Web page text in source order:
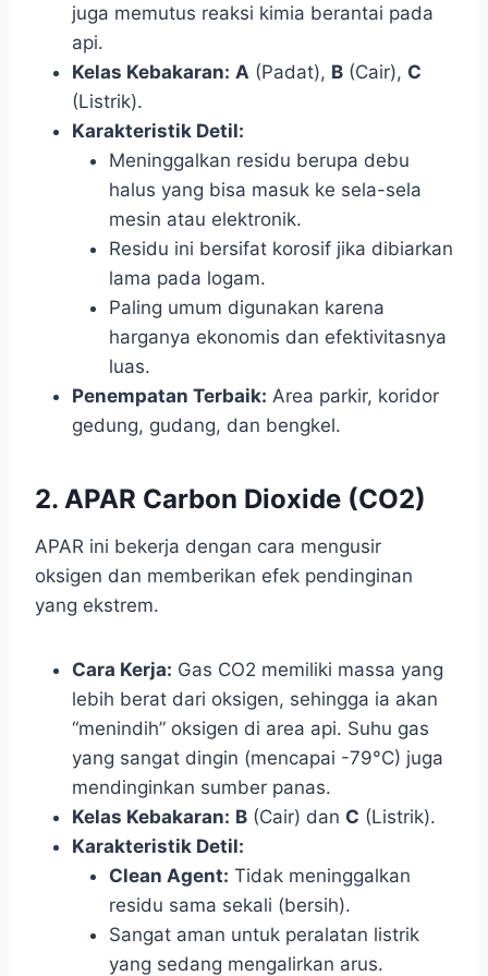
juga memutus reaksi kimia berantai pada
api.
Kelas Kebakaran: A (Padat), B (Cair), C
(Listrik).
Karakteristik Detil:
Meninggalkan residu berupa debu
halus yang bisa masuk ke sela-sela
mesin atau elektronik.
Residu ini bersifat korosif jika dibiarkan
lama pada logam.
Paling umum digunakan karena
harganya ekonomis dan efektivitasnya
luas.
Penempatan Terbaik: Area parkir, koridor
gedung, gudang, dan bengkel.
2. APAR Carbon Dioxide (CO2)
APAR ini bekerja dengan cara mengusir
oksigen dan memberikan efek pendinginan
yang ekstrem.
Cara Kerja: Gas CO2 memiliki massa yang
lebih berat dari oksigen, sehingga ia akan
“menindih” oksigen di area api. Suhu gas
yang sangat dingin (mencapai -79°C) juga
mendinginkan sumber panas.
Kelas Kebakaran: B (Cair) dan C (Listrik).
Karakteristik Detil:
Clean Agent: Tidak meninggalkan
residu sama sekali (bersih).
Sangat aman untuk peralatan listrik
yang sedang mengalirkan arus.